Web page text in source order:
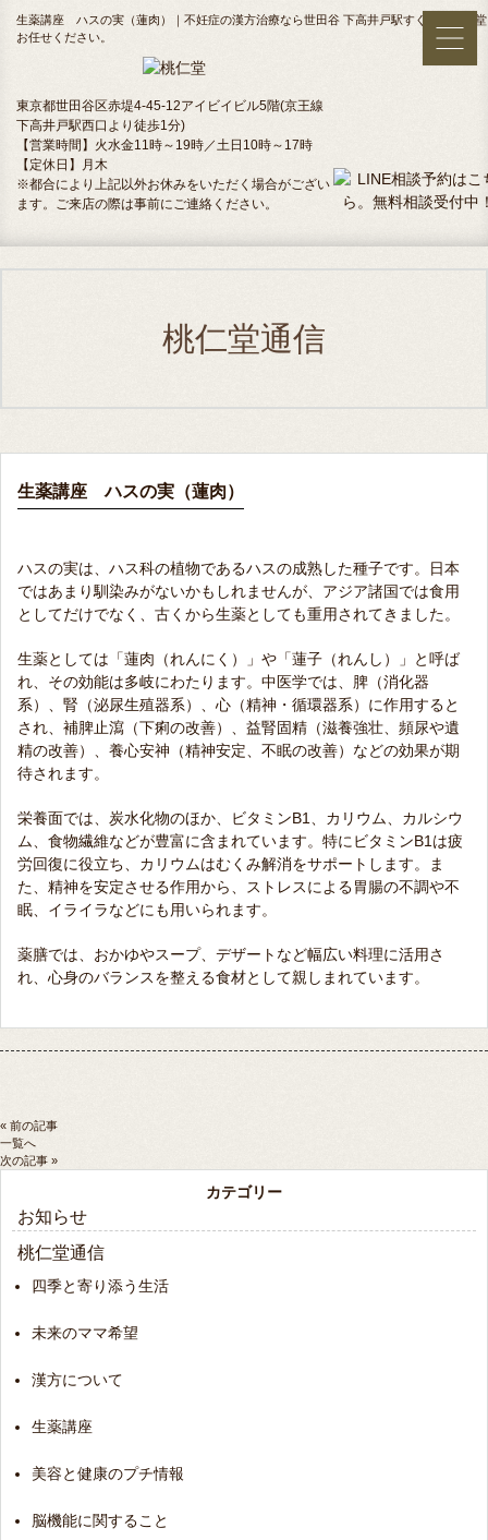
生薬講座 ハスの実（蓮肉）｜不妊症の漢方治療なら世田谷 下高井戸駅すぐ側の桃仁
お任せください。
東京都世田谷区赤堤4-45-12アイビイビル5階(京王線
下高井戸駅西口より徒歩1分)
【営業時間】火水金11時～19時／土日10時～17時
【定休日】月木
※都合により上記以外お休みをいただく場合がござい
ます。ご来店の際は事前にご連絡ください。
桃仁堂通信
生薬講座 ハスの実（蓮肉）
ハスの実は、ハス科の植物であるハスの成熟した種子です。日本
ではあまり馴染みがないかもしれませんが、アジア諸国では食用
としてだけでなく、古くから生薬としても重用されてきました。
生薬としては「蓮肉（れんにく）」や「蓮子（れんし）」と呼ば
れ、その効能は多岐にわたります。中医学では、脾（消化器
系）、腎（泌尿生殖器系）、心（精神・循環器系）に作用すると
され、補脾止瀉（下痢の改善）、益腎固精（滋養強壮、頻尿や遺
精の改善）、養心安神（精神安定、不眠の改善）などの効果が期
待されます。
栄養面では、炭水化物のほか、ビタミンB1、カリウム、カルシウ
ム、食物繊維などが豊富に含まれています。特にビタミンB1は疲
労回復に役立ち、カリウムはむくみ解消をサポートします。ま
た、精神を安定させる作用から、ストレスによる胃腸の不調や不
眠、イライラなどにも用いられます。
薬膳では、おかゆやスープ、デザートなど幅広い料理に活用さ
れ、心身のバランスを整える食材として親しまれています。
« 前の記事
一覧へ
次の記事 »
カテゴリー
お知らせ
桃仁堂通信
四季と寄り添う生活
未来のママ希望
漢方について
生薬講座
美容と健康のプチ情報
脳機能に関すること